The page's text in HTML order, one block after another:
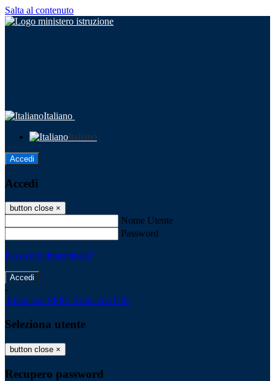
Salta al contenuto
Italiano
Italiano
Accedi
Accedi
button close ×
Nome Utente
Password
Password dimenticata?
-
Entra con SPID Entra con CIE
Seleziona utente
button close ×
Recupero password